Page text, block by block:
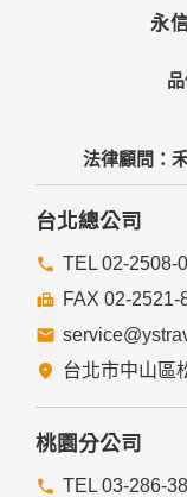
永
法律顧問：
台北總公司
TEL 02-2508-
FAX 02-2521-
台北市中山區
桃園分公司
TEL 03-286-